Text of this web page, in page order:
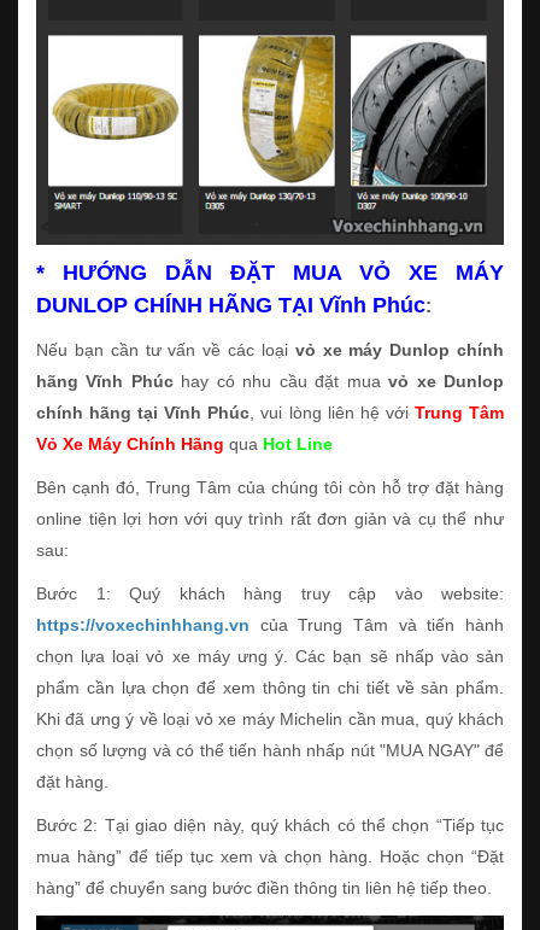
* HƯỚNG DẪN ĐẶT MUA VỎ XE MÁY
DUNLOP CHÍNH HÃNG TẠI Vĩnh Phúc:
Nếu bạn cần tư vấn về các loại vỏ xe máy Dunlop chính
hãng Vĩnh Phúchay có nhu cầu đặt muavỏ xe Dunlop
chính hãng tại Vĩnh Phúc, vui lòng liên hệ với Trung Tâm
Vỏ Xe Máy Chính Hãng qua Hot Line
Bên cạnh đó, Trung Tâm của chúng tôi còn hỗ trợ đặt hàng
online tiện lợi hơn với quy trình rất đơn giản và cụ thể như
sau:
Bước 1: Quý khách hàng truy cập vào website:
https://voxechinhhang.vn của Trung Tâm và tiến hành
chọn lựa loại vỏ xe máy ưng ý. Các bạn sẽ nhấp vào sản
phẩm cần lựa chọn để xem thông tin chi tiết về sản phẩm.
Khi đã ưng ý về loại vỏ xe máy Michelin cần mua, quý khách
chọn số lượng và có thể tiến hành nhấp nút "MUA NGAY" để
đặt hàng.
Bước 2: Tại giao diện này, quý khách có thể chọn “Tiếp tục
mua hàng” để tiếp tục xem và chọn hàng. Hoặc chọn “Đặt
hàng” để chuyển sang bước điền thông tin liên hệ tiếp theo.